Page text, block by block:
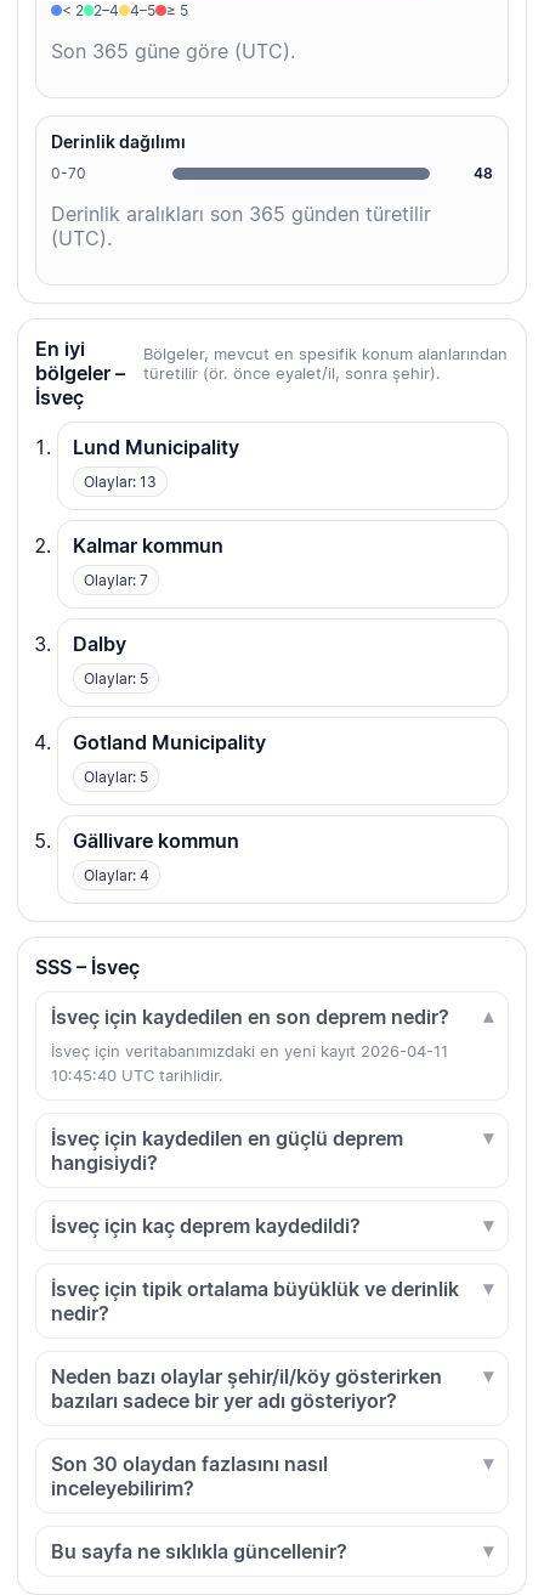
< 2
2–4 4–5 ≥ 5
Son 365 güne göre (UTC).
Derinlik dağılımı
0-70 48
Derinlik aralıkları son 365 günden türetilir
(UTC).
En iyi
bölgeler –
İsveç
Bölgeler, mevcut en spesifik konum alanlarından
türetilir (ör. önce eyalet/il, sonra şehir).
Lund Municipality
Olaylar: 13
Kalmar kommun
Olaylar: 7
Dalby
Olaylar: 5
Gotland Municipality
Olaylar: 5
Gällivare kommun
Olaylar: 4
SSS – İsveç
İsveç için kaydedilen en son deprem nedir?
İsveç için veritabanımızdaki en yeni kayıt 2026-04-11
10:45:40 UTC tarihlidir.
İsveç için kaydedilen en güçlü deprem
hangisiydi?
İsveç için kaç deprem kaydedildi?
İsveç için tipik ortalama büyüklük ve derinlik
nedir?
Neden bazı olaylar şehir/il/köy gösterirken
bazıları sadece bir yer adı gösteriyor?
Son 30 olaydan fazlasını nasıl
inceleyebilirim?
Bu sayfa ne sıklıkla güncellenir?